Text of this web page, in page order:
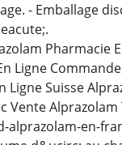
- Emballage
Pharmacie
Ligne
Ligne Suisse
Vente
en-